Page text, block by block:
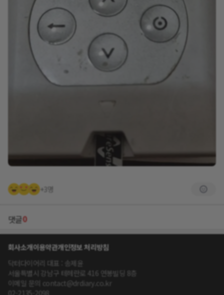
+3명
댓글0
회사소개이용약관개인정보 처리방침
닥터다이어리 대표 : 송제윤
서울특별시 강남구 테헤란로 416 연봉빌딩 8층
이메일 문의 contact@drdiary.co.kr